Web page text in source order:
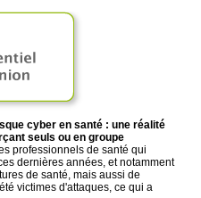
cyber en santé : une réalité
seuls ou en groupe
professionnels de santé qui
dernières années, et notamment
de santé, mais aussi de
victimes d'attaques, ce qui a